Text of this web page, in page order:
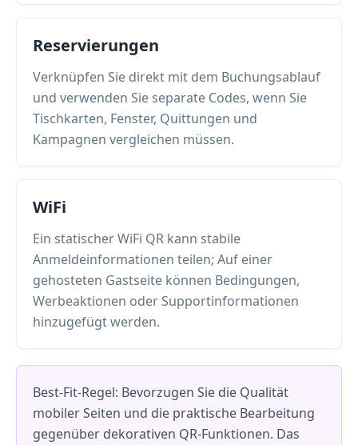
Reservierungen
Verknüpfen Sie direkt mit dem Buchungsablauf
und verwenden Sie separate Codes, wenn Sie
Tischkarten, Fenster, Quittungen und
Kampagnen vergleichen müssen.
WiFi
Ein statischer WiFi QR kann stabile
Anmeldeinformationen teilen; Auf einer
gehosteten Gastseite können Bedingungen,
Werbeaktionen oder Supportinformationen
hinzugefügt werden.
Best-Fit-Regel: Bevorzugen Sie die Qualität
mobiler Seiten und die praktische Bearbeitung
gegenüber dekorativen QR-Funktionen. Das